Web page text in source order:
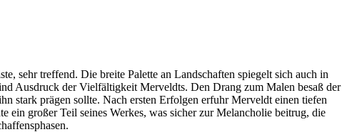
sehr treffend. Die breite Palette an Landschaften spiegelt sich auch in
Ausdruck der Vielfältigkeit Merveldts. Den Drang zum Malen besaß der
stark prägen sollte. Nach ersten Erfolgen erfuhr Merveldt einen tiefen
ein großer Teil seines Werkes, was sicher zur Melancholie beitrug, die